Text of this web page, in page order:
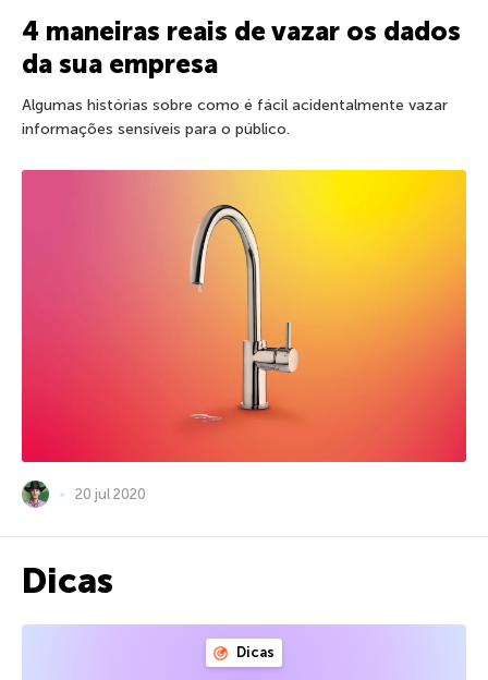
4 maneiras reais de vazar os dados
da sua empresa
Algumas histórias sobre como é fácil acidentalmente vazar
informações sensíveis para o público.
20 jul 2020
Dicas
Dicas